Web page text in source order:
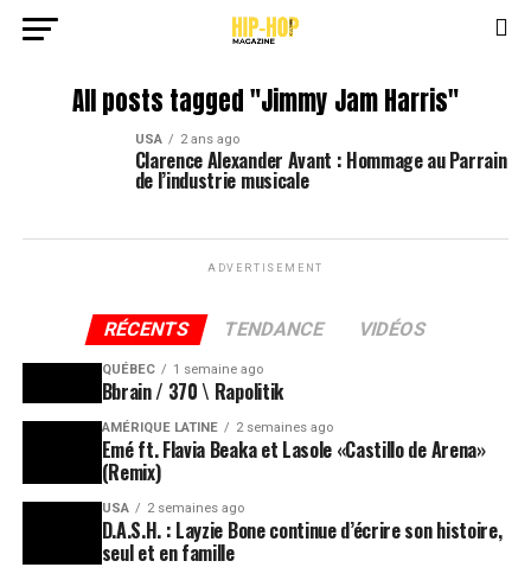
All posts tagged "Jimmy Jam Harris"
USA 2 ans ago
Clarence Alexander Avant : Hommage au Parrain
de l’industrie musicale
ADVERTISEMENT
RÉCENTS TENDANCE VIDÉOS
QUÉBEC 1 semaine ago
Bbrain / 370 \ Rapolitik
AMÉRIQUE LATINE 2 semaines ago
Emé ft. Flavia Beaka et Lasole «Castillo de Arena»
(Remix)
USA 2 semaines ago
D.A.S.H. : Layzie Bone continue d’écrire son histoire,
seul et en famille